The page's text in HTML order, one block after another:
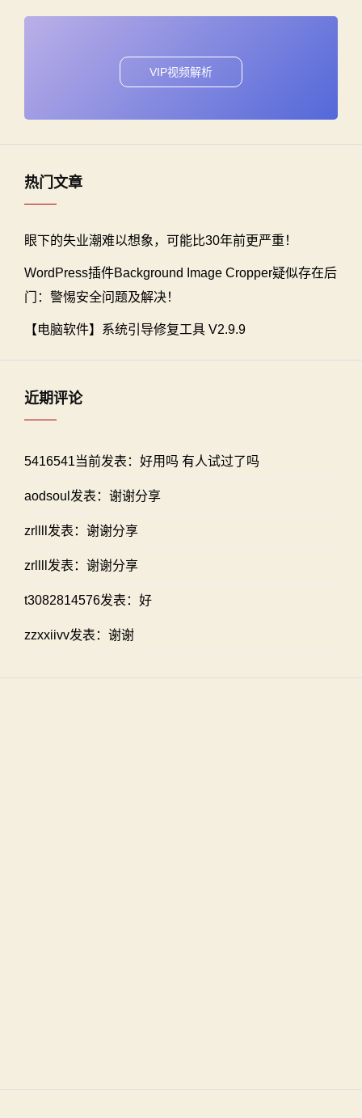
VIP视频解析
热门文章
眼下的失业潮难以想象，可能比30年前更严重！
WordPress插件Background Image Cropper疑似存在后
门：警惕安全问题及解决！
【电脑软件】系统引导修复工具 V2.9.9
近期评论
5416541当前发表：好用吗 有人试过了吗
aodsoul发表：谢谢分享
zrllll发表：谢谢分享
zrllll发表：谢谢分享
t3082814576发表：好
zzxxiivv发表：谢谢